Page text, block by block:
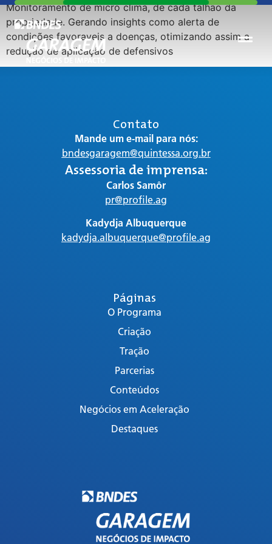
Monitoramento de micro clima, de cada talhão da
propriedade. Gerando insights como alerta de
condições favoraveis a doenças, otimizando assim a
redução de aplicação de defensivos
Páginas
O Programa
Criação
Tração
Parcerias
Conteúdos
Negócios em Aceleração
Destaques
Contato
Mande um e-mail para nós:
bndesgaragem@quintessa.org.br
Assessoria de imprensa:
Carlos Samôr
pr@profile.ag
Kadydja Albuquerque
kadydja.albuquerque@profile.ag